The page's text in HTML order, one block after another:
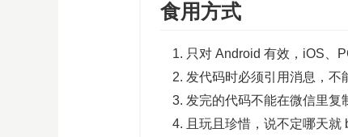
食用方式
只对 Android 有效，iOS、
发代码时必须引用消息，不
发完的代码不能在微信里复
且玩且珍惜，说不定哪天就